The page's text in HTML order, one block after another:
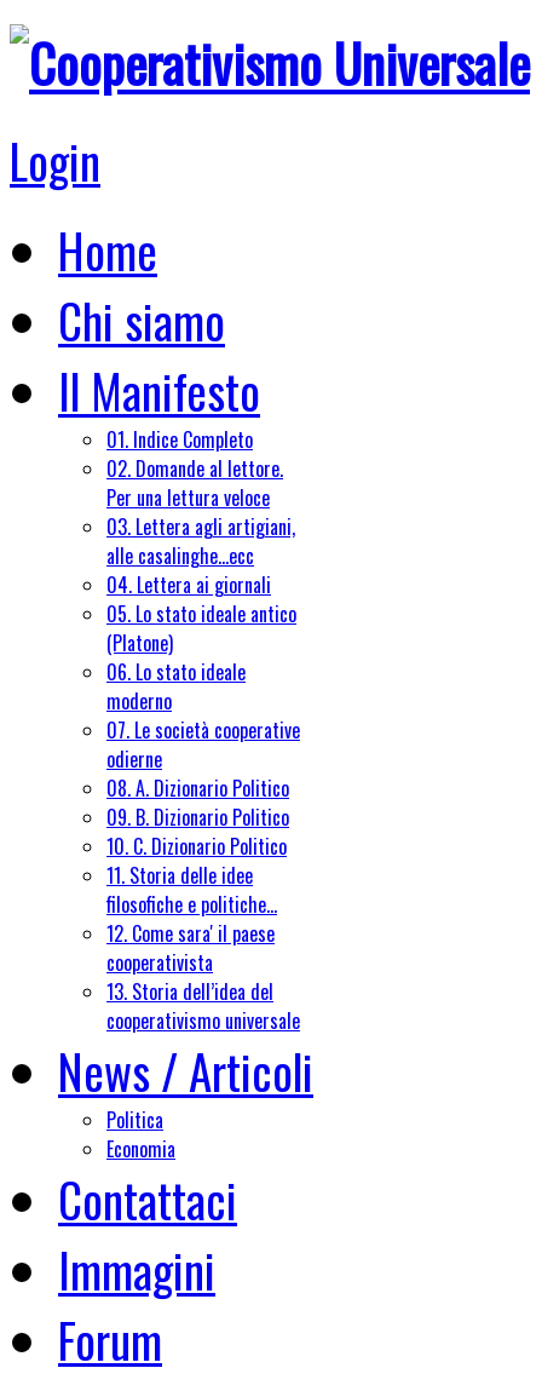
Login
Home
Chi siamo
Il Manifesto
01. Indice Completo
02. Domande al lettore.
Per una lettura veloce
03. Lettera agli artigiani,
alle casalinghe...ecc
04. Lettera ai giornali
05. Lo stato ideale antico
(Platone)
06. Lo stato ideale
moderno
07. Le società cooperative
odierne
08. A. Dizionario Politico
09. B. Dizionario Politico
10. C. Dizionario Politico
11. Storia delle idee
filosofiche e politiche...
12. Come sara' il paese
cooperativista
13. Storia dell’idea del
cooperativismo universale
News / Articoli
Politica
Economia
Contattaci
Immagini
Forum